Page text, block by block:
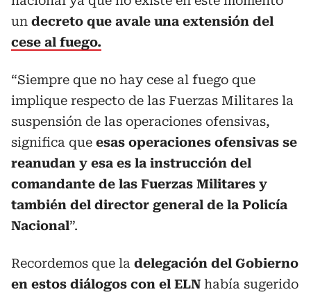
un decreto que avale una extensión del
cese al fuego.
“Siempre que no hay cese al fuego que
implique respecto de las Fuerzas Militares la
suspensión de las operaciones ofensivas,
significa que esas operaciones ofensivas se
reanudan y esa es la instrucción del
comandante de las Fuerzas Militares y
también del director general de la Policía
Nacional”.
Recordemos que la delegación del Gobierno
en estos diálogos con el ELN había sugerido